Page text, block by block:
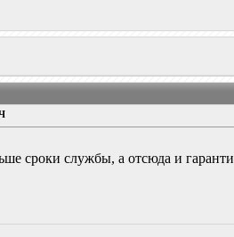
сроки службы, а отсюда и